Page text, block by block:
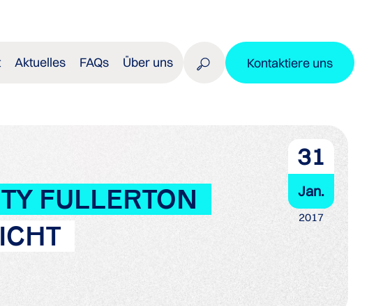
Aktuelles FAQs Über uns Kontaktiere uns
FULLERTON
31
Jan.
2017